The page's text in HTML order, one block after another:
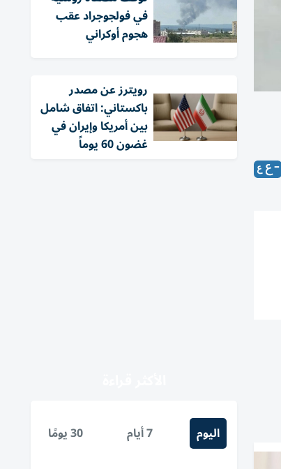
في فولجوجراد عقب
هجوم أوكراني
‏رويترز عن مصدر
باكستاني: اتفاق شامل
بين أمريكا وإيران في
غضون 60 يوماً
اليوم 7 أيام 30 يومًا